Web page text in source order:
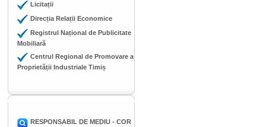
Licitații
Direcția Relații Economice
Registrul Național de Publicitate
Mobiliară
Centrul Regional de Promovare a
Proprietății Industriale Timiș
RESPONSABIL DE MEDIU - COR